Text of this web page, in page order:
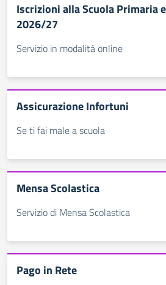
Iscrizioni alla Scuola Primaria
2026/27
Servizio in modalità online
Assicurazione Infortuni
Se ti fai male a scuola
Mensa Scolastica
Servizio di Mensa Scolastica
Pago in Rete